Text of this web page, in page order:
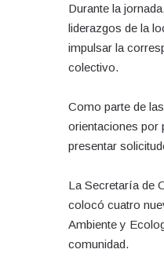
Durante la
liderazgos de la
impulsar la
colectivo.
Como parte de
orientaciones por
presentar
La Secretaría de
colocó cuatro
Ambiente y
comunidad.